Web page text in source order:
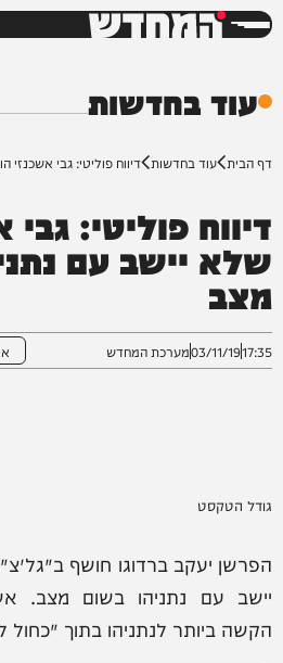
המחדש
עוד בחדשות
דף הבית עוד בחדשות דיווח פוליטי: גבי
דיווח פוליטי:
שלא יישב עם
מצב
17:35
03/11/19מערכת המחדש
גודל הטקסט
הפרשן יעקב ברדוגו חושף
יישב עם נתניהו בשום מצב.
הקשה ביותר לנתניהו בתוך ׳כחול